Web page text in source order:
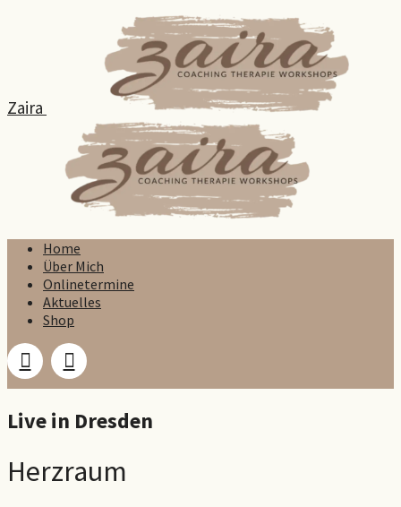
Zaira
Home
Über Mich
Onlinetermine
Aktuelles
Shop
Live in Dresden
Herzraum